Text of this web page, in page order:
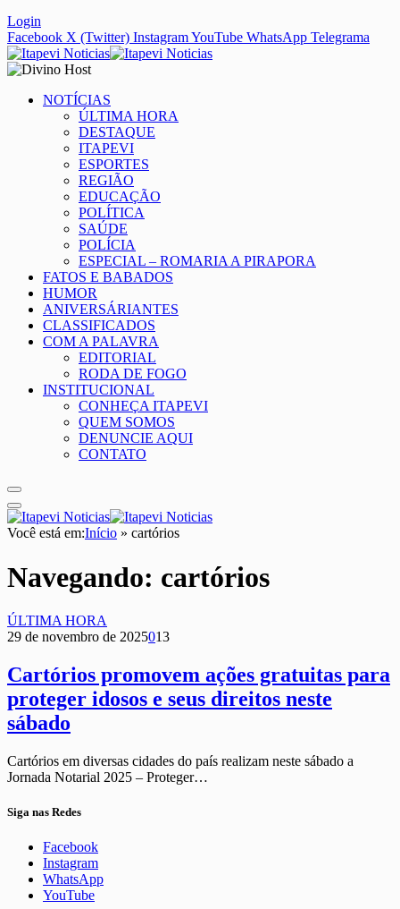
Login
Facebook X (Twitter) InstagramYouTube WhatsApp Telegrama
NOTÍCIAS
ÚLTIMA HORA
DESTAQUE
ITAPEVI
ESPORTES
REGIÃO
EDUCAÇÃO
POLÍTICA
SAÚDE
POLÍCIA
ESPECIAL – ROMARIA A PIRAPORA
FATOS E BABADOS
HUMOR
ANIVERSÁRIANTES
CLASSIFICADOS
COM A PALAVRA
EDITORIAL
RODA DE FOGO
INSTITUCIONAL
CONHEÇA ITAPEVI
QUEM SOMOS
DENUNCIE AQUI
CONTATO
Você está em:Início » cartórios
Navegando: cartórios
ÚLTIMA HORA
29 de novembro de 2025013
Cartórios promovem ações gratuitas para
proteger idosos e seus direitos neste
sábado
Cartórios em diversas cidades do país realizam neste sábado a
Jornada Notarial 2025 – Proteger…
Siga nas Redes
Facebook
Instagram
WhatsApp
YouTube